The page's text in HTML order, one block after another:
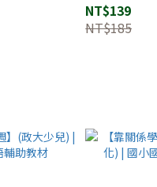
NT$139
NT$185